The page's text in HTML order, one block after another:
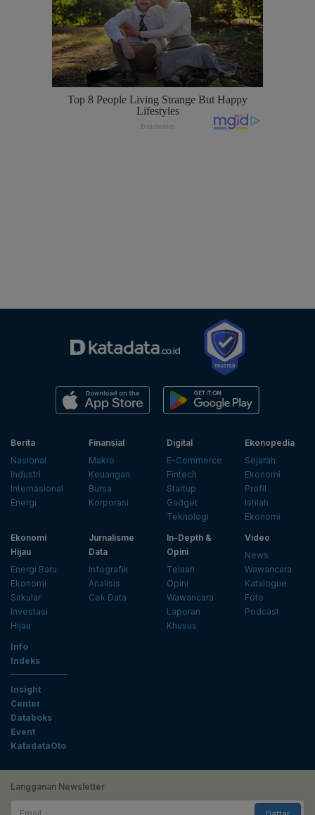
Berita
Nasional
Industri
Internasional
Energi
Finansial
Makro
Keuangan
Bursa
Korporasi
Digital
E-Commerce
Fintech
Startup
Gadget
Teknologi
Ekonopedia
Sejarah
Ekonomi
Profil
Istilah
Ekonomi
Ekonomi
Hijau
Energi Baru
Ekonomi
Sirkular
Investasi
Hijau
Jurnalisme
Data
Infografik
Analisis
Cek Data
In-Depth &
Opini
Telaah
Opini
Wawancara
Laporan
Khusus
Video
News
Wawancara
Katalogue
Foto
Podcast
Info
Indeks
Insight
Center
Databoks
Event
KatadataOto
Langganan Newsletter